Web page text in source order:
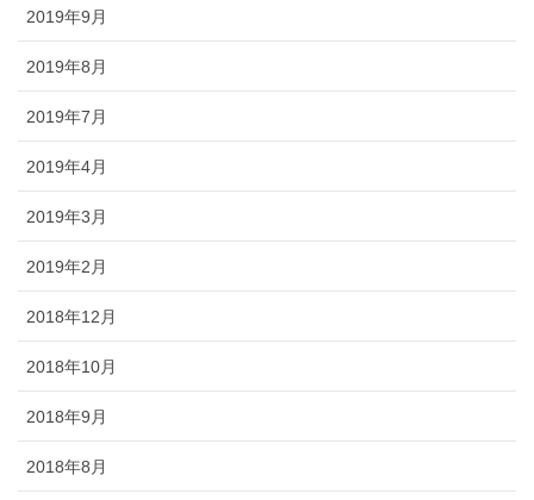
2019年9月
2019年8月
2019年7月
2019年4月
2019年3月
2019年2月
2018年12月
2018年10月
2018年9月
2018年8月